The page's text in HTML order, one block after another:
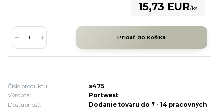
15,73 EUR/ks
Pridať do košíka
Číslo produktu:
s475
Výrobca:
Portwest
Dostupnosť:
Dodanie tovaru do 7 - 14 pracovných